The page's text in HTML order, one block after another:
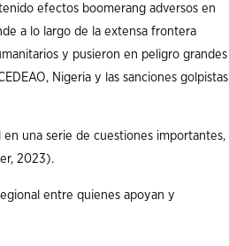
efectos boomerang adversos en
a lo largo de la extensa frontera
y pusieron en peligro grandes
Nigeria y las sanciones golpistas
una serie de cuestiones importantes,
2023).
entre quienes apoyan y